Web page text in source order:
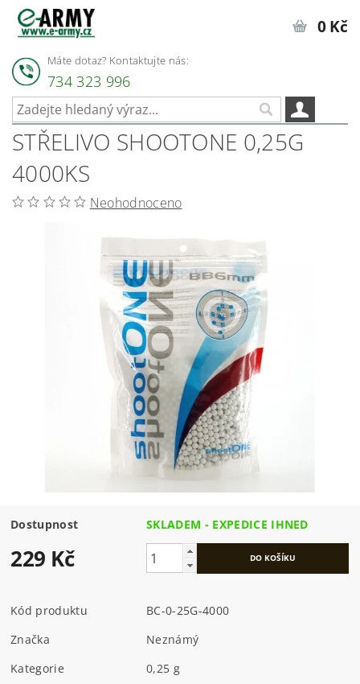
Máte dotaz? Kontaktujte nás:
734 323 996
0 Kč
STŘELIVO SHOOTONE 0,25G
4000KS
Neohodnoceno
Dostupnost SKLADEM - EXPEDICE IHNED
229 Kč
Kód produktu
BC-0-25G-4000
Značka
Neznámý
Kategorie
0,25 g